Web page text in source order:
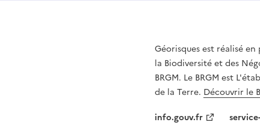
Géorisques est réalisé
la Biodiversité et des
BRGM. Le BRGM est
de la Terre. Découvrir le
info.gouv.fr